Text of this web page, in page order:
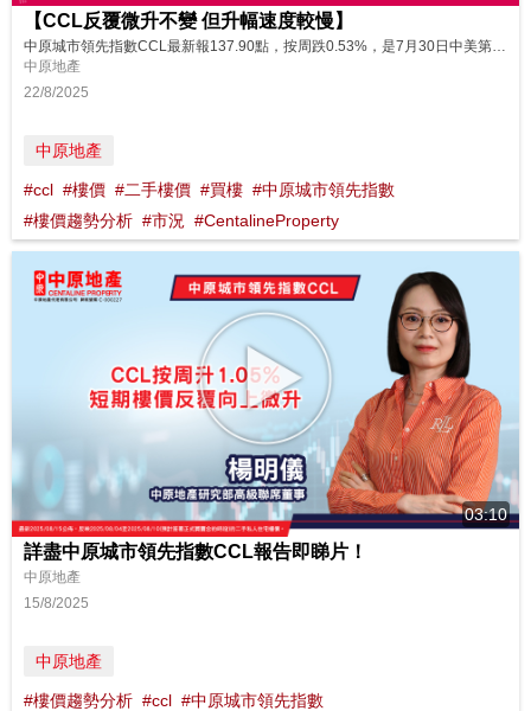
【CCL反覆微升不變 但升幅速度較慢】
中原城市領先指數CCL最新報137.90點，按周跌0.53%，是7月30日中美第三輪經貿會談，雖未達成具體協議，但雙方同意推動暫緩實施對等關稅措施，31日美國聯儲局及本港大型銀行維持利率不變，恒生指數失守25,000點而按周回調880點，8月1日金管局8度承接港元沽盤，累接946.41億港元當周市況。市場大部分平價筍盤已消耗，二手樓市開始出現拉鋸，成交有所放緩，CCL一周升一周跌，反覆微升趨勢不變...
中原地產
22/8/2025
中原地產
#ccl #樓價 #二手樓價 #買樓 #中原城市領先指數
#樓價趨勢分析 #市況 #CentalineProperty
03:10
詳盡中原城市領先指數CCL報告即睇片！
中原地產
15/8/2025
中原地產
#樓價趨勢分析 #ccl #中原城市領先指數